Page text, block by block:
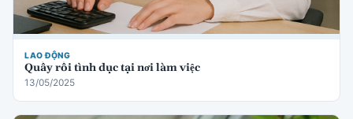
LAO ĐỘNG
Quấy rối tình dục tại nơi làm việc
13/05/2025